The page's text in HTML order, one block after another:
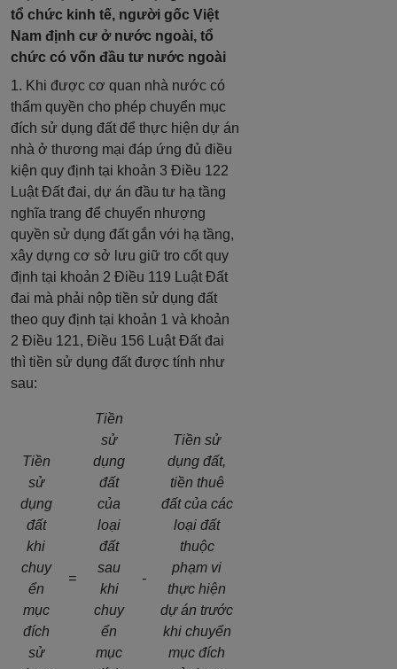
tổ chức kinh tế, người gốc Việt
Nam định cư ở nước ngoài, tổ
chức có vốn đầu tư nước ngoài
1. Khi được cơ quan nhà nước có
thẩm quyền cho phép chuyển mục
đích sử dụng đất để thực hiện dự án
nhà ở thương mại đáp ứng đủ điều
kiện quy định tại khoản 3 Điều 122
Luật Đất đai, dự án đầu tư hạ tầng
nghĩa trang để chuyển nhượng
quyền sử dụng đất gắn với hạ tầng,
xây dựng cơ sở lưu giữ tro cốt quy
định tại khoản 2 Điều 119 Luật Đất
đai mà phải nộp tiền sử dụng đất
theo quy định tại khoản 1 và khoản
2 Điều 121, Điều 156 Luật Đất đai
thì tiền sử dụng đất được tính như
sau:
Tiền
sử
dụng
đất
khi
chuy
ển
mục
đích
sử
=
Tiền
sử
dụng
đất
của
loại
đất
sau
khi
chuy
ển
mục
-
Tiền sử
dụng đất,
tiền thuê
đất của các
loại đất
thuộc
phạm vi
thực hiện
dự án trước
khi chuyển
mục đích